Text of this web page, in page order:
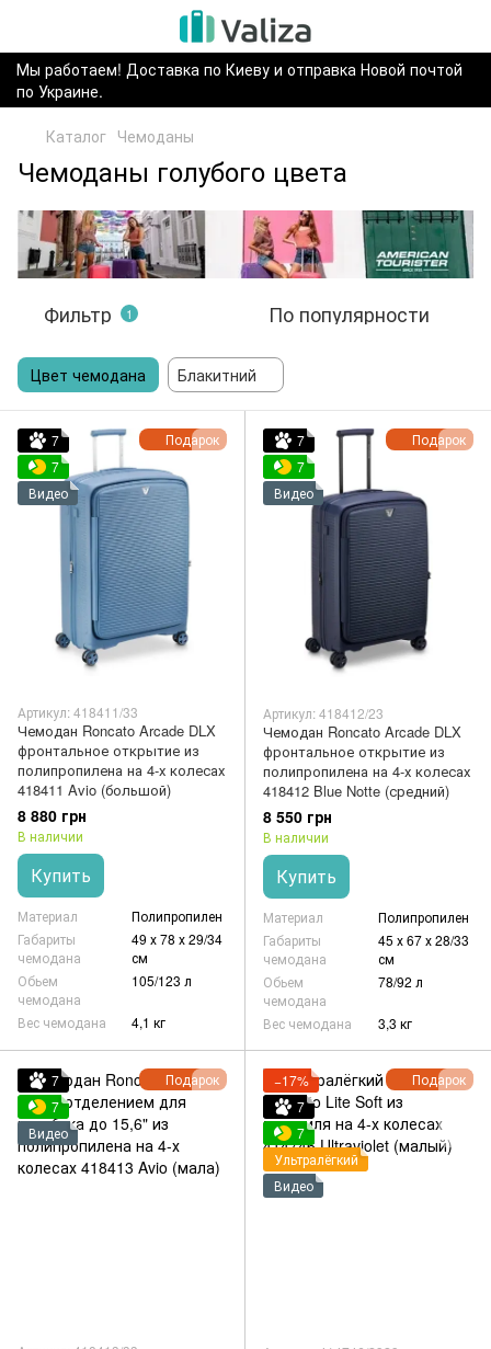
Мы работаем! Доставка по Киеву и отправка Новой почтой
по Украине.
Каталог Чемоданы
Чемоданы голубого цвета
Фильтр 1 По популярности
Цвет чемодана Блакитний
Подарок
7
7
Видео
Артикул: 418411/33
Чемодан Roncato Arcade DLX
фронтальное открытие из
полипропилена на 4-х колесах
418411 Avio (большой)
8 880 грн
В наличии
Купить
Материал
Полипропилен
Габариты
чемодана
49 х 78 х 29/34
см
Обьем
чемодана
105/123 л
Вес чемодана 4,1 кг
Подарок
7
7
Видео
Артикул: 418412/23
Чемодан Roncato Arcade DLX
фронтальное открытие из
полипропилена на 4-х колесах
418412 Blue Notte (средний)
8 550 грн
В наличии
Купить
Материал
Полипропилен
Габариты
чемодана
45 х 67 х 28/33
см
Обьем
чемодана
78/92 л
Вес чемодана 3,3 кг
Подарок
7
7
Видео
Подарок
−17%
7
7
Ультралёгкий
Видео